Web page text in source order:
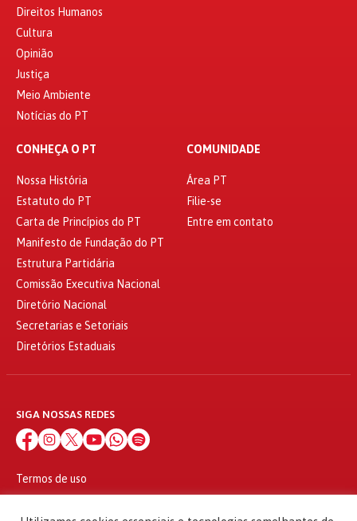
Direitos Humanos
Cultura
Opinião
Justiça
Meio Ambiente
Notícias do PT
CONHEÇA O PT
Nossa História
Estatuto do PT
Carta de Princípios do PT
Manifesto de Fundação do PT
Estrutura Partidária
Comissão Executiva Nacional
Diretório Nacional
Secretarias e Setoriais
Diretórios Estaduais
COMUNIDADE
Área PT
Filie-se
Entre em contato
SIGA NOSSAS REDES
Termos de uso